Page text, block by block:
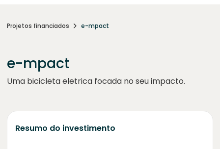
Projetos financiados e-mpact
e-mpact
Uma bicicleta eletrica focada no seu impacto.
Resumo do investimento